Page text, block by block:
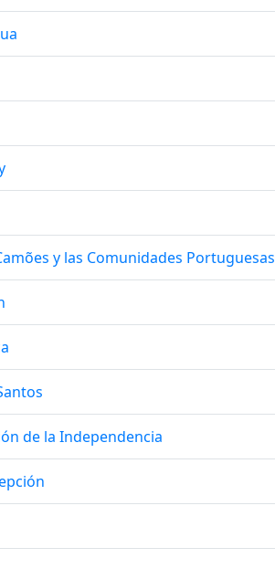
y las Comunidades Portuguesas
de la Independencia